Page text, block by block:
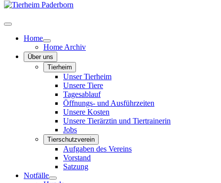
Home
Home Archiv
Über uns
Tierheim
Unser Tierheim
Unsere Tiere
Tagesablauf
Öffnungs- und Ausführzeiten
Unsere Kosten
Unsere Tierärztin und Tiertrainerin
Jobs
Tierschutzverein
Aufgaben des Vereins
Vorstand
Satzung
Notfälle